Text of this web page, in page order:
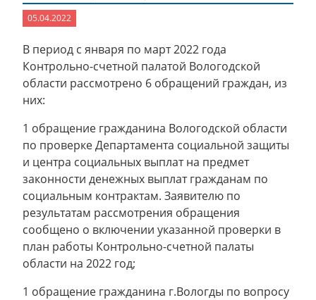
05.04.2022
В период с января по март 2022 года
Контрольно-счетной палатой Вологодской
области рассмотрено 6 обращений граждан, из
них:
1 обращение гражданина Вологодской области
по проверке Департамента социальной защиты
и центра социальных выплат на предмет
законности денежных выплат гражданам по
социальным контрактам. Заявителю по
результатам рассмотрения обращения
сообщено о включении указанной проверки в
план работы Контрольно-счетной палаты
области на 2022 год;
1 обращение гражданина г.Вологды по вопросу